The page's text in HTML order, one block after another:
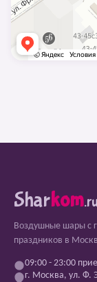
Sharkom
Воздушные шары с
праздников в
09:00 - 23:00
г. Москва, ул. Ф.